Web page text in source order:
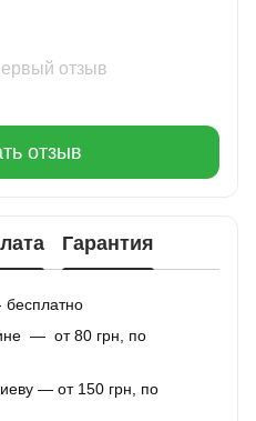
отзыв
отзыв
Гарантия
бесплатно
— от 80 грн, по
— от 150 грн, по